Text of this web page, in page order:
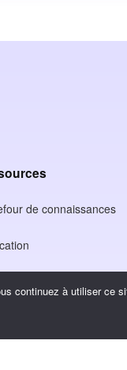
de connaissances
continuez à utiliser ce